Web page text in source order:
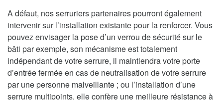
A défaut, nos serruriers partenaires pourront également
intervenir sur l’installation existante pour la renforcer. Vous
pouvez envisager la pose d’un verrou de sécurité sur le
bâti par exemple, son mécanisme est totalement
indépendant de votre serrure, il maintiendra votre porte
d’entrée fermée en cas de neutralisation de votre serrure
par une personne malveillante ; ou l’installation d’une
serrure multipoints, elle confère une meilleure résistance à